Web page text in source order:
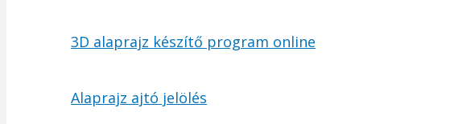
3D alaprajz készítő program online
Alaprajz ajtó jelölés